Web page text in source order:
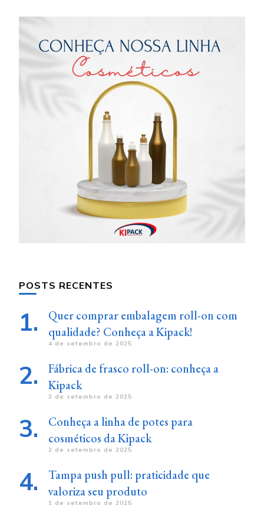
POSTS RECENTES
Quer comprar embalagem roll-on com
qualidade? Conheça a Kipack!
4 de setembro de 2025
Fábrica de frasco roll-on: conheça a
Kipack
3 de setembro de 2025
Conheça a linha de potes para
cosméticos da Kipack
2 de setembro de 2025
Tampa push pull: praticidade que
valoriza seu produto
1 de setembro de 2025